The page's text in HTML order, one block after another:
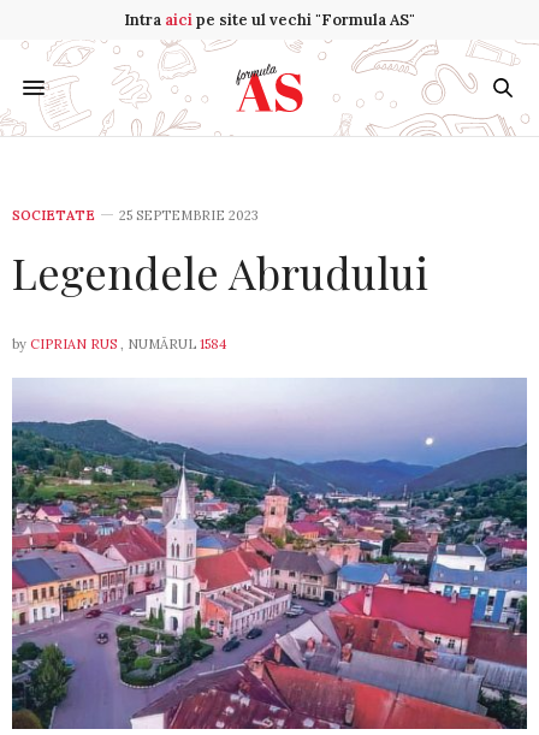
Intra aicipe site ul vechi "Formula AS"
SOCIETATE 25 SEPTEMBRIE 2023
Legendele Abrudului
by CIPRIAN RUS , NUMĂRUL 1584